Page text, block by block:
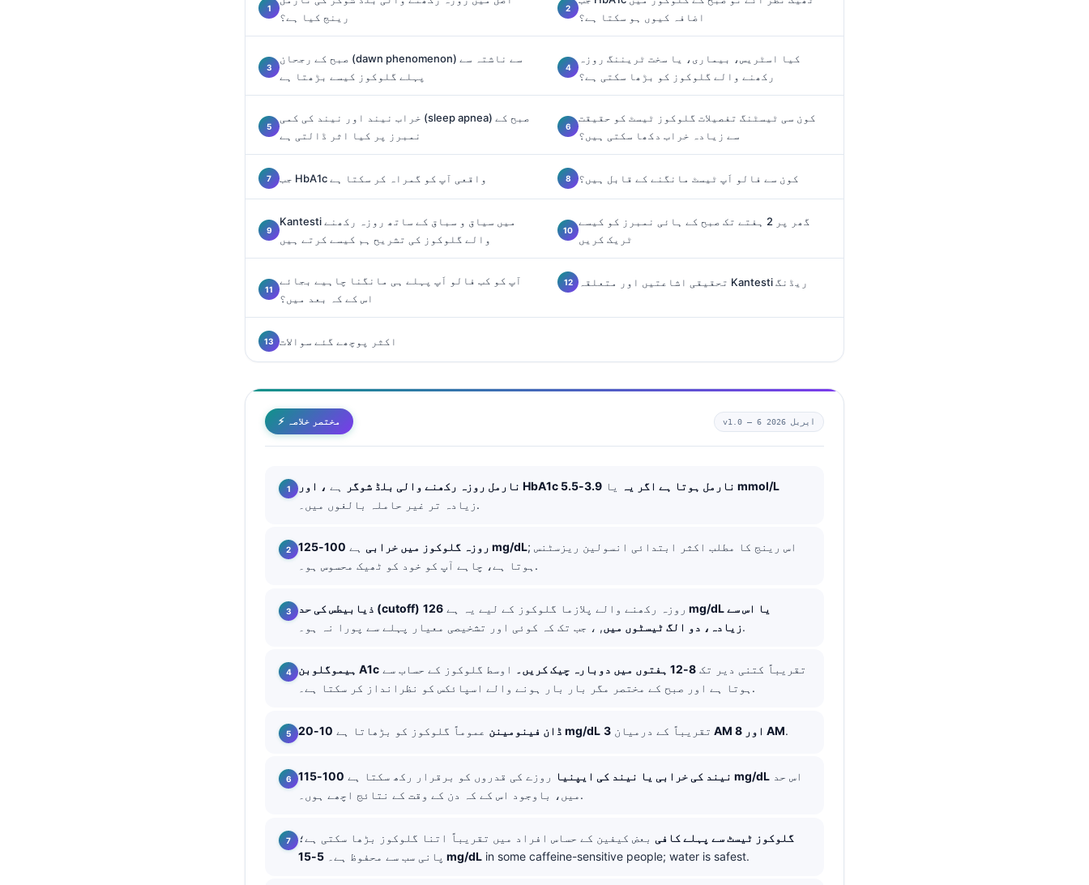
رینج کیا ہے؟
اضافہ کیوں ہو سکتا ہے؟
صبح کے رجحان (dawn phenomenon) سے ناشتہ سے
پہلے گلوکوز کیسے بڑھتا ہے
کیا اسٹریس، بیماری، یا سخت ٹریننگ روزہ
رکھنے والے گلوکوز کو بڑھا سکتی ہے؟
خراب نیند اور نیند کی کمی (sleep apnea) صبح کے
نمبرز پر کیا اثر ڈالتی ہے
کون سی ٹیسٹنگ تفصیلات گلوکوز ٹیسٹ کو حقیقت
سے زیادہ خراب دکھا سکتی ہیں؟
جب HbA1c واقعی آپ کو گمراہ کر سکتا ہے کون سے فالو اَپ ٹیسٹ مانگنے کے قابل ہیں؟
Kantesti میں سیاق و سباق کے ساتھ روزہ رکھنے
والے گلوکوز کی تشریح ہم کیسے کرتے ہیں
گھر پر 2 ہفتے تک صبح کے ہائی نمبرز کو کیسے
ٹریک کریں
آپ کو کب فالو اَپ پہلے ہی مانگنا چاہیے بجائے
اس کے کہ بعد میں؟
تحقیقی اشاعتیں اور متعلقہ Kantesti ریڈنگ
اکثر پوچھے گئے سوالات
⚡ مختصر خلاصہ v1.0 — 6 اپریل 2026
نارمل روزہ رکھنے والی بلڈ شوگر ہے ، اور HbA1c نارمل ہوتا ہے اگر یہ یا
3.9-5.5 mmol/L
زیادہ تر غیر حاملہ بالغوں میں۔.
روزہ گلوکوز میں خرابی ہے 100-125 mg/dL; اس رینج کا مطلب اکثر ابتدائی انسولین ریزسٹنس
ہوتا ہے، چاہے آپ کو خود کو ٹھیک محسوس ہو۔.
ذیابیطس کی حد (cutoff) روزہ رکھنے والے پلازما گلوکوز کے لیے یہ ہے 126 mg/dL یا اس سے
زیادہ، دو الگ ٹیسٹوں میں, ، جب تک کہ کوئی اور تشخیصی معیار پہلے سے پورا نہ ہو۔.
ہیموگلوبن A1c تقریباً کتنی دیر تک 8-12 ہفتوں میں دوبارہ چیک کریں۔
اوسط گلوکوز کے حساب سے
ہوتا ہے اور صبح کے مختصر مگر بار بار ہونے والے اسپائکس کو نظرانداز کر سکتا ہے۔.
ڈان فینومینن عموماً گلوکوز کو بڑھاتا ہے 10-20 mg/dL تقریباً کے درمیان 3 AM اور 8 AM.
نیند کی خرابی یا نیند کی ایپنیا روزے کی قدروں کو برقرار رکھ سکتا ہے 100-115 mg/dL
میں، باوجود اس کے کہ دن کے وقت کے نتائج اچھے ہوں۔.
گلوکوز ٹیسٹ سے پہلے کافی بعض کیفین کے حساس افراد میں تقریباً اتنا گلوکوز بڑھا سکتی ہے؛
پانی سب سے محفوظ ہے۔ 5-15 mg/dL in some caffeine-sensitive people; water is safest.